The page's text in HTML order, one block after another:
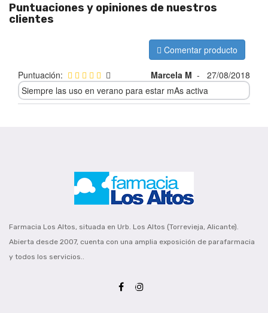
Puntuaciones y opiniones de nuestros
clientes
Comentar producto
Puntuación: Marcela M -
27/08/2018
Siempre las uso en verano para estar mAs activa
Farmacia Los Altos, situada en Urb. Los Altos (Torrevieja, Alicante).
Abierta desde 2007, cuenta con una amplia exposición de parafarmacia
y todos los servicios..